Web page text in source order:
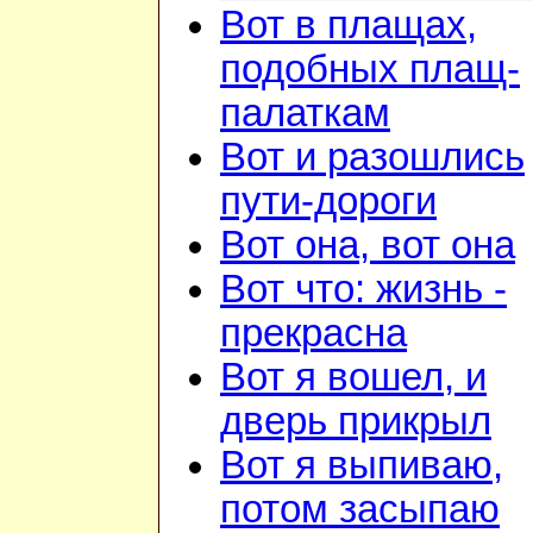
Вот в плащах,
подобных плащ-
палаткам
Вот и разошлись
пути-дороги
Вот она, вот она
Вот что: жизнь -
прекрасна
Вот я вошел, и
дверь прикрыл
Вот я выпиваю,
потом засыпаю